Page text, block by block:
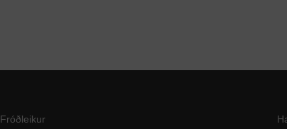
Fróðleikur